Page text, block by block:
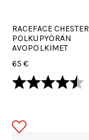
RACEFACE CHESTER
POLKUPYÖRÄN
AVOPOLKIMET
65 €
Arvio: